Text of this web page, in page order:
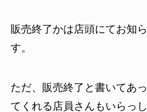
販売終了かは店頭にてお知
す。
ただ、販売終了と書いてあ
てくれる店員さんもいらっ